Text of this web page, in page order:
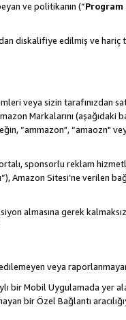
ve politikanın (“Program
diskalifiye edilmiş ve hariç
veya sizin tarafınızdan
Markalarını (aşağıdaki
“ammazon", “amaozn"
sponsorlu reklam
”), Amazon Sitesi’ne verilen
almasına gerek
veya raporlanmayan
bir Mobil Uygulamada yer
bir Özel Bağlantı